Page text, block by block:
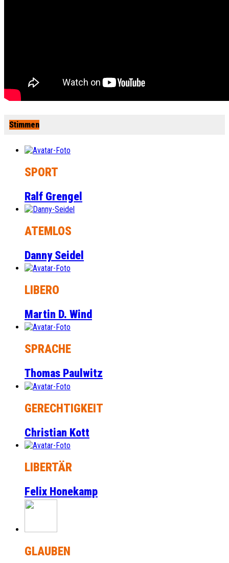
Stimmen
SPORT
Ralf Grengel
ATEMLOS
Danny Seidel
LIBERO
Martin D. Wind
SPRACHE
Thomas Paulwitz
GERECHTIGKEIT
Christian Kott
LIBERTÄR
Felix Honekamp
GLAUBEN